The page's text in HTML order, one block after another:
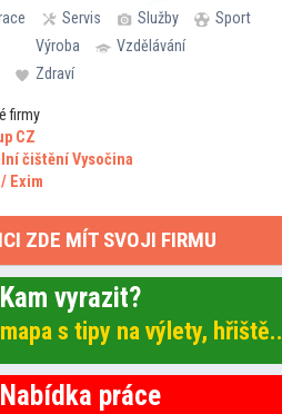
Servis Služby
Sport
Výroba
Vzdělávání
Zdraví
firmy
CZ
čištění Vysočina
Exim
ZDE MÍT SVOJI FIRMU
Kam vyrazit?
mapa s tipy na výlety, hřiště..
Nabídka práce